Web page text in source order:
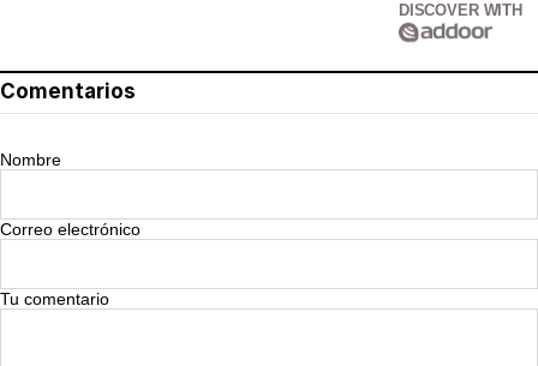
DISCOVER WITH
Comentarios
Nombre
Correo electrónico
Tu comentario